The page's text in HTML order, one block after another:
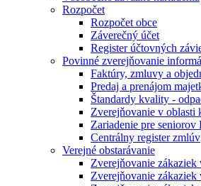
Rozpočet
Rozpočet obce
Záverečný účet
Register účtovných
Povinné zverejňovanie
Faktúry, zmluvy a
Predaj a prenájom
Štandardy kvality -
Zverejňovanie v oblasti
Zariadenie pre seniorov
Centrálny register zmlúv
Verejné obstarávanie
Zverejňovanie
Zverejňovanie